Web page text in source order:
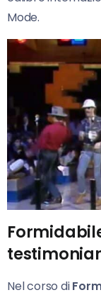
Mode.
Nel corso di